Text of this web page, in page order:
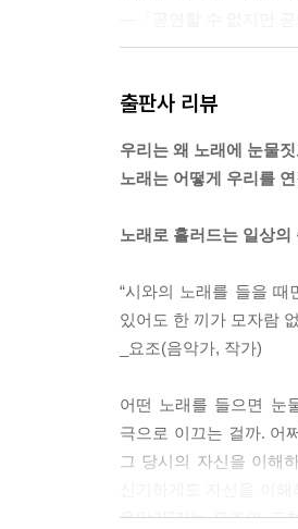
사람도 공연을 섭외하
매일 수없이 나오는 싱
있을 것만 같았다.
일을 함께해야 함을 뜻
걸 다 잘, 완벽하게 해
하는 것 같다. 그러기가
느긋한 마음으로 시간
직전에 이런다며 원망하
출판사 리뷰
우리는 왜 노래에 눈물
노래는 어떻게 우리를
노래로 흘러드는 일상의
“시와의 노래를 들을
있어도 한 끼가 모자람
_요조(음악가, 작가)
어떤 노래를 들으면 눈
극으로 이끄는 걸까. 어
그 당시의 자신을 이해
음악가”라는 요조의 표